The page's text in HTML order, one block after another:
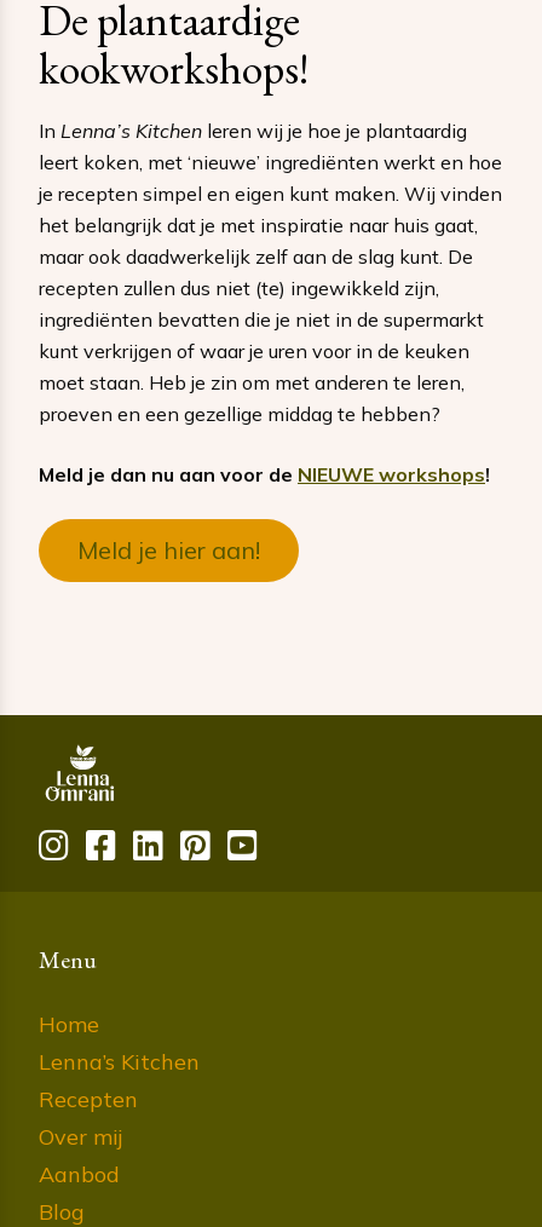
De plantaardige
kookworkshops!
In Lenna’s Kitchen leren wij je hoe je plantaardig
leert koken, met ‘nieuwe’ ingrediënten werkt en hoe
je recepten simpel en eigen kunt maken. Wij vinden
het belangrijk dat je met inspiratie naar huis gaat,
maar ook daadwerkelijk zelf aan de slag kunt. De
recepten zullen dus niet (te) ingewikkeld zijn,
ingrediënten bevatten die je niet in de supermarkt
kunt verkrijgen of waar je uren voor in de keuken
moet staan. Heb je zin om met anderen te leren,
proeven en een gezellige middag te hebben?
Meld je dan nu aan voor de NIEUWE workshops!
Meld je hier aan!
Menu
Home
Lenna’s Kitchen
Recepten
Over mij
Aanbod
Blog